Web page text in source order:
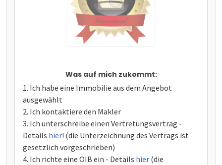
Was auf mich zukommt:
Ich habe eine Immobilie aus dem Angebot
ausgewählt
Ich kontaktiere den Makler
Ich unterschreibe einen Vertretungsvertrag -
Details hier! (die Unterzeichnung des Vertrags ist
gesetzlich vorgeschrieben)
Ich richte eine OIB ein - Details hier (die